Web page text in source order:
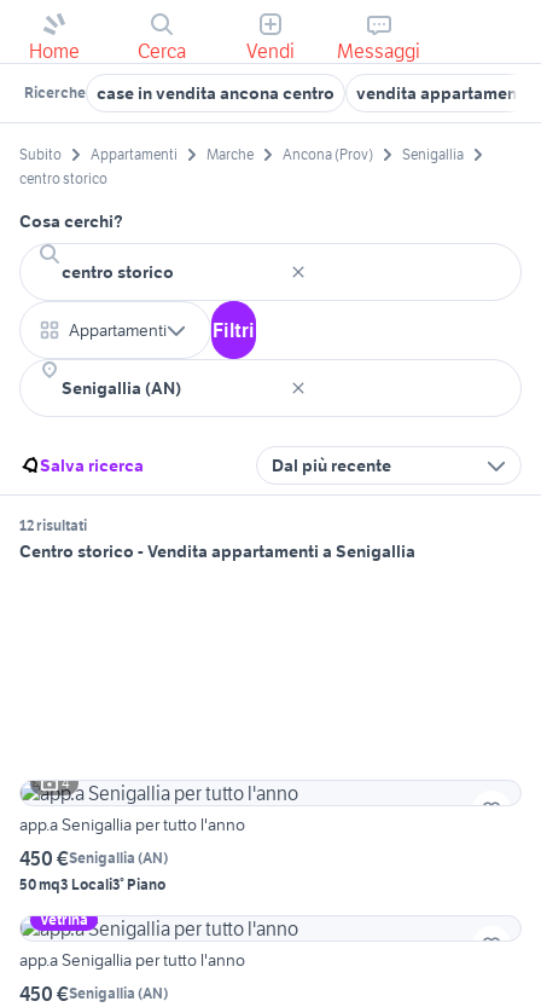
Home Cerca Vendi Messaggi
Ricerche case in vendita ancona centro vendita appartamenti
Subito Appartamenti Marche Ancona (Prov)
Senigallia
centro storico
Cosa cerchi?
Appartamenti Filtri
Salva ricerca Dal più recente
12 risultati
Centro storico - Vendita appartamenti a Senigallia
4
app.a Senigallia per tutto l'anno
450 €Senigallia (AN)
50 mq3 Locali3° Piano
Vetrina
app.a Senigallia per tutto l'anno
450 €Senigallia (AN)